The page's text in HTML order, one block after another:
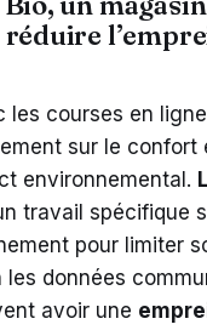
les courses en
sur le confort
environnemental.
travail spécifique
pour limiter
les données
avoir une